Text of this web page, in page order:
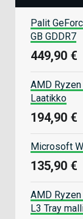
Palit
GB GDDR7
449,90 €
AMD
Laatikko
194,90 €
Microsoft
135,90 €
AMD
L3 Tray